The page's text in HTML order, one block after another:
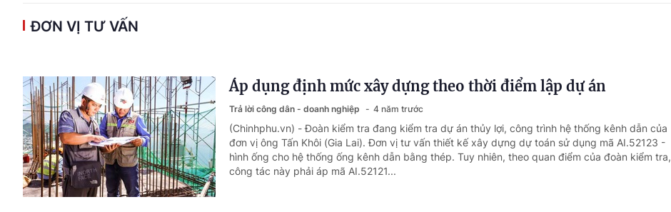
Phát triển nhà ở cho thuê - Trụ cột chiến lược, lâu dài
Chiến dịch 500 ngày đêm tìm kiếm, quy tập và xác định danh tính hài cốt liệt sĩ
ĐƠN VỊ TƯ VẤN
Áp dụng định mức xây dựng theo thời điểm lập dự án
Trả lời công dân - doanh nghiệp 4 năm trước
(Chinhphu.vn) - Đoàn kiểm tra đang kiểm tra dự án thủy lợi, công trình hệ thống kênh dẫn của
đơn vị ông Tấn Khôi (Gia Lai). Đơn vị tư vấn thiết kế xây dựng dự toán sử dụng mã AI.52123 -
hình ống cho hệ thống ống kênh dẫn bằng thép. Tuy nhiên, theo quan điểm của đoàn kiểm tra,
công tác này phải áp mã AI.52121...